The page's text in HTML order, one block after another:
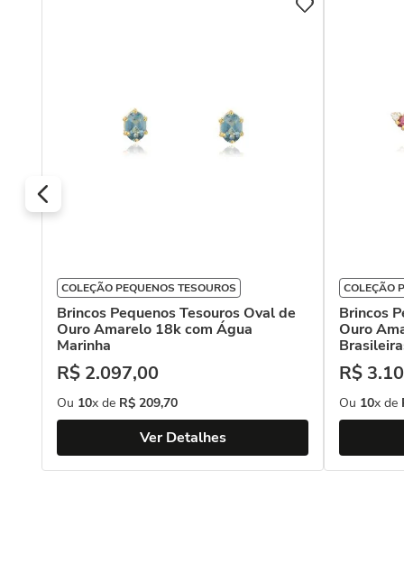
COLEÇÃO PEQUENOS TESOUROS
Brincos Pequenos Tesouros Oval de
Ouro Amarelo 18k com Água
Marinha
R$ 2.097,00
Ou 10x de R$ 209,70
Ver Detalhes
COLEÇÃO
Brincos
Ouro
R$ 3.
Ou 10x de